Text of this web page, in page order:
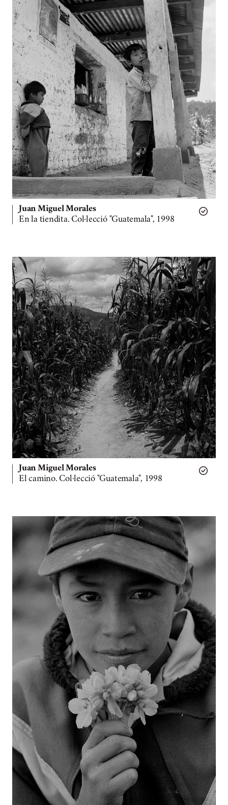
Juan Miguel Morales
En la tiendita. Col·lecció "Guatemala", 1998
Juan Miguel Morales
El camino. Col·lecció "Guatemala", 1998